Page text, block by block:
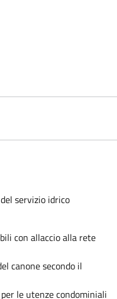
servizio idrico
con allaccio alla rete
canone secondo il
le utenze condominiali